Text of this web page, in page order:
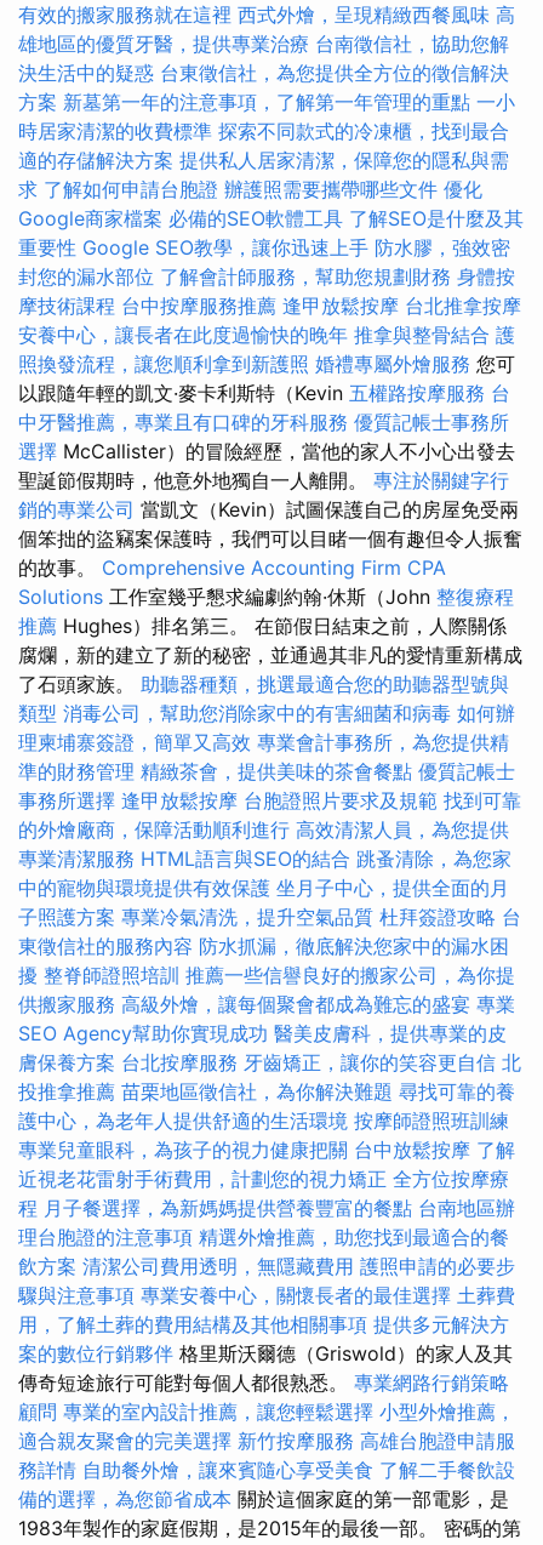
有效的搬家服務就在這裡 西式外燴，呈現精緻西餐風味 高
雄地區的優質牙醫，提供專業治療 台南徵信社，協助您解
決生活中的疑惑 台東徵信社，為您提供全方位的徵信解決
方案 新墓第一年的注意事項，了解第一年管理的重點 一小
時居家清潔的收費標準 探索不同款式的冷凍櫃，找到最合
適的存儲解決方案 提供私人居家清潔，保障您的隱私與需
求 了解如何申請台胞證 辦護照需要攜帶哪些文件 優化
Google商家檔案 必備的SEO軟體工具 了解SEO是什麼及其
重要性 Google SEO教學，讓你迅速上手 防水膠，強效密
封您的漏水部位 了解會計師服務，幫助您規劃財務 身體按
摩技術課程 台中按摩服務推薦 逢甲放鬆按摩 台北推拿按摩
安養中心，讓長者在此度過愉快的晚年 推拿與整骨結合 護
照換發流程，讓您順利拿到新護照 婚禮專屬外燴服務 您可
以跟隨年輕的凱文·麥卡利斯特（Kevin 五權路按摩服務 台
中牙醫推薦，專業且有口碑的牙科服務 優質記帳士事務所
選擇 McCallister）的冒險經歷，當他的家人不小心出發去
聖誕節假期時，他意外地獨自一人離開。 專注於關鍵字行
銷的專業公司 當凱文（Kevin）試圖保護自己的房屋免受兩
個笨拙的盜竊案保護時，我們可以目睹一個有趣但令人振奮
的故事。 Comprehensive Accounting Firm CPA
Solutions 工作室幾乎懇求編劇約翰·休斯（John 整復療程
推薦 Hughes）排名第三。 在節假日結束之前，人際關係
腐爛，新的建立了新的秘密，並通過其非凡的愛情重新構成
了石頭家族。 助聽器種類，挑選最適合您的助聽器型號與
類型 消毒公司，幫助您消除家中的有害細菌和病毒 如何辦
理柬埔寨簽證，簡單又高效 專業會計事務所，為您提供精
準的財務管理 精緻茶會，提供美味的茶會餐點 優質記帳士
事務所選擇 逢甲放鬆按摩 台胞證照片要求及規範 找到可靠
的外燴廠商，保障活動順利進行 高效清潔人員，為您提供
專業清潔服務 HTML語言與SEO的結合 跳蚤清除，為您家
中的寵物與環境提供有效保護 坐月子中心，提供全面的月
子照護方案 專業冷氣清洗，提升空氣品質 杜拜簽證攻略 台
東徵信社的服務內容 防水抓漏，徹底解決您家中的漏水困
擾 整脊師證照培訓 推薦一些信譽良好的搬家公司，為你提
供搬家服務 高級外燴，讓每個聚會都成為難忘的盛宴 專業
SEO Agency幫助你實現成功 醫美皮膚科，提供專業的皮
膚保養方案 台北按摩服務 牙齒矯正，讓你的笑容更自信 北
投推拿推薦 苗栗地區徵信社，為你解決難題 尋找可靠的養
護中心，為老年人提供舒適的生活環境 按摩師證照班訓練
專業兒童眼科，為孩子的視力健康把關 台中放鬆按摩 了解
近視老花雷射手術費用，計劃您的視力矯正 全方位按摩療
程 月子餐選擇，為新媽媽提供營養豐富的餐點 台南地區辦
理台胞證的注意事項 精選外燴推薦，助您找到最適合的餐
飲方案 清潔公司費用透明，無隱藏費用 護照申請的必要步
驟與注意事項 專業安養中心，關懷長者的最佳選擇 土葬費
用，了解土葬的費用結構及其他相關事項 提供多元解決方
案的數位行銷夥伴 格里斯沃爾德（Griswold）的家人及其
傳奇短途旅行可能對每個人都很熟悉。 專業網路行銷策略
顧問 專業的室內設計推薦，讓您輕鬆選擇 小型外燴推薦，
適合親友聚會的完美選擇 新竹按摩服務 高雄台胞證申請服
務詳情 自助餐外燴，讓來賓隨心享受美食 了解二手餐飲設
備的選擇，為您節省成本 關於這個家庭的第一部電影，是
1983年製作的家庭假期，是2015年的最後一部。 密碼的第